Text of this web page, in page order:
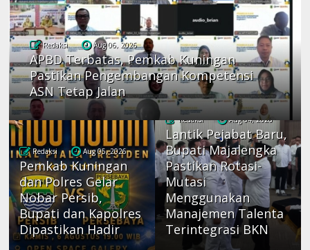
Redaksi Aug 06, 2026
APBD Terbatas, Pemkab Kuningan
Pastikan Pengembangan Kompetensi
ASN Tetap Jalan
Redaksi Aug 05, 2026
Pemkab Kuningan
dan Polres Gelar
Nobar Persib,
Bupati dan Kapolres
Dipastikan Hadir
Redaksi Aug 04, 2026
Lantik Pejabat Baru,
Bupati Majalengka
Pastikan Rotasi-
Mutasi
Menggunakan
Manajemen Talenta
Terintegrasi BKN